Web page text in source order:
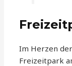
Im Herzen
Freizeitpark